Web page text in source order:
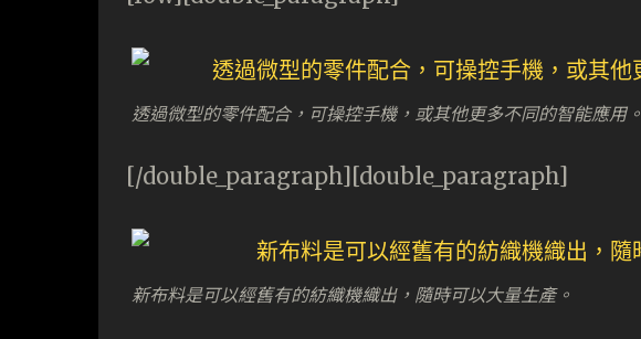
透過微型的零件配合，可操控手機，或其他更多不同的智能應用。
[/double_paragraph][double_paragraph]
新布料是可以經舊有的紡織機織出，隨時可以大量生產。